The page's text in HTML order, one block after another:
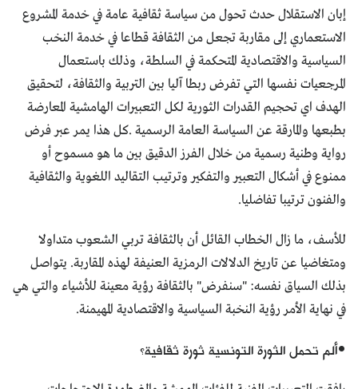
إبان الاستقلال حدث تحول من سياسة ثقافية عامة في خدمة المشروع
الاستعماري إلى مقاربة تجعل من الثقافة قطاعا في خدمة النخب
السياسية والاقتصادية المتحكمة في السلطة، وذلك باستعمال
المرجعيات نفسها التي تفرض ربطا آليا بين التربية والثقافة، لتحقيق
الهدف اي تحجيم القدرات الثورية لكل التعبيرات الهامشية المعارضة
بطبعها والمارقة عن السياسة العامة الرسمية .كل هذا يمر عبر فرض
رواية وطنية رسمية من خلال الفرز الدقيق بين ما هو مسموح أو
ممنوع في أشكال التعبير والتفكير وترتيب التقاليد اللغوية والثقافية
والفنون ترتيبا تفاضليا.
للأسف، ما زال الخطاب القائل أن بالثقافة تربي الشعوب متداولا
ومتغاضيا عن تاريخ الدلالات الرمزية العنيفة لهذه المقاربة. يتواصل
بذلك السياق نفسه: "سنفرض" بالثقافة رؤية معينة للأشياء والتي هي
في نهاية الأمر رؤية النخبة السياسية والاقتصادية المهيمنة.
•ألم تحمل الثورة التونسية ثورة ثقافية؟